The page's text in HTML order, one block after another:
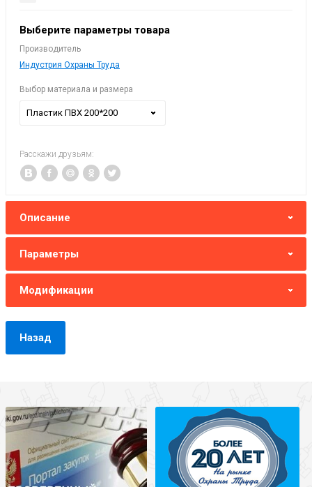
Выберите параметры товара
Производитель
Индустрия Охраны Труда
Выбор материала и размера
Пластик ПВХ 200*200
Расскажи друзьям:
Описание
Параметры
Модификации
Назад